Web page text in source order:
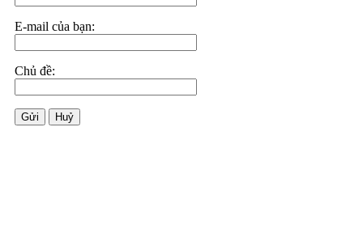
E-mail của bạn:
Chủ đề:
Gửi Huỷ